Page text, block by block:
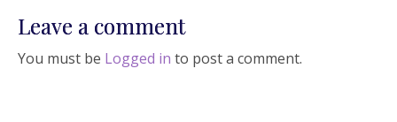
Leave a comment
You must be Logged in to post a comment.